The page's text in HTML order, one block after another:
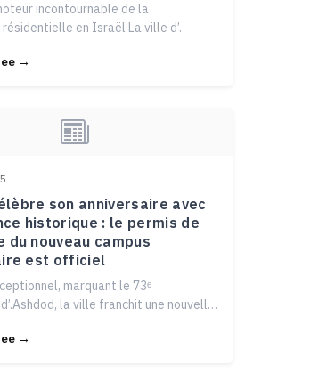
incontournable de la
construction résidentielle en Israël La ville d’.
→
son anniversaire avec
historique : le permis de
du nouveau campus
est officiel
marquant le 73ᵉ
la ville franchit une nouvelle
→